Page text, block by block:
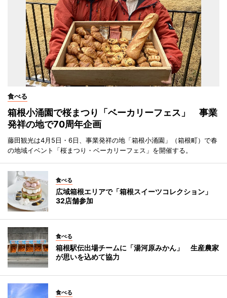
食べる
箱根小涌園で桜まつり「ベーカリーフェス」 事業
発祥の地で70周年企画
藤田観光は4月5日・6日、事業発祥の地「箱根小涌園」（箱根町）で春
の地域イベント「桜まつり・ベーカリーフェス」を開催する。
食べる
広域箱根エリアで「箱根スイーツコレクション」
32店舗参加
食べる
箱根駅伝出場チームに「湯河原みかん」 生産農家
が思いを込めて協力
食べる